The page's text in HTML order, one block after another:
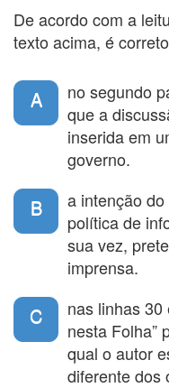
De acordo com a
texto acima, é
A
no segundo
que a
inserida em
governo.
B
a intenção
política de
sua vez,
imprensa.
C
nas linhas 30
nesta Folha”
qual o autor
diferente dos